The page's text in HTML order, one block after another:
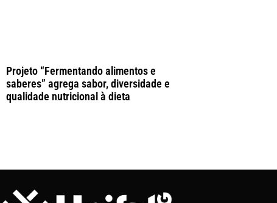
Projeto “Fermentando alimentos e
saberes” agrega sabor, diversidade e
qualidade nutricional à dieta